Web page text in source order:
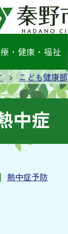
・健康・福祉
こども健康部
中症
熱中症予防